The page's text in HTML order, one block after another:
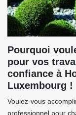
Pourquoi
pour vos
confiance à
Luxembourg !
Voulez-vous
professionnel pour